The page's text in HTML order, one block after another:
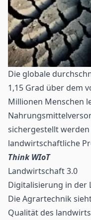
Die globale
1,15 Grad über dem
Millionen Menschen
sichergestellt
landwirtschaftliche
Think WIoT
Landwirtschaft 3.0
Digitalisierung in der
Die Agrartechnik
Qualität des